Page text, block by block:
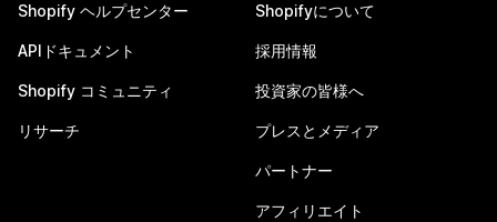
Shopify ヘルプセンター
APIドキュメント
Shopify コミュニティ
リサーチ
Shopifyについて
採用情報
投資家の皆様へ
プレスとメディア
パートナー
アフィリエイト